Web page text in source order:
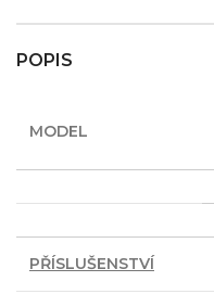
POPIS
MODEL
PŘÍSLUŠENSTVÍ